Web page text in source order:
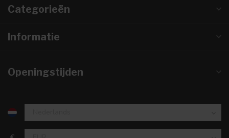
Categorieën
Informatie
Openingstijden